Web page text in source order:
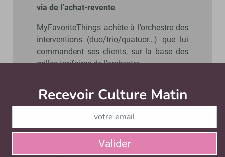
via de l’achat-revente
MyFavoriteThings achète à l’orchestre des
interventions (duo/trio/quatuor…) que lui
commandent ses clients, sur la base des
grilles tarifaires de l’orchestre.
interventions spécifiques hors les murs
Contrat, gestion des commandes et des
factures… L’orchestre n’a qu’un seul point
de contact, une commande et un
encaissement, gérés
Recevoir Culture Matin
Valider